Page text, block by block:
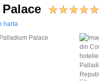
harta